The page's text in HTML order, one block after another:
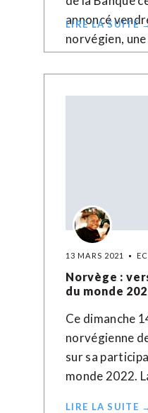
annoncé
norvégien,
LIRE LA SUITE
13 MARS 2021
Norvège :
du monde
Ce dimanche
norvégienne
sur sa
monde 2022.
LIRE LA SUITE